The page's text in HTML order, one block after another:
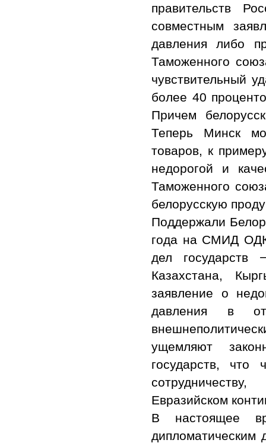
правительств
совместным
давления либо
Таможенного
чувствительный
более 40
Причем
Теперь Минск
товаров, к
недорогой и
Таможенного
белорусскую
Поддержали
года на СМИД
дел государств
Казахстана,
заявление о
давления в
ущемляют
государств, что
Евразийском
В настоящее